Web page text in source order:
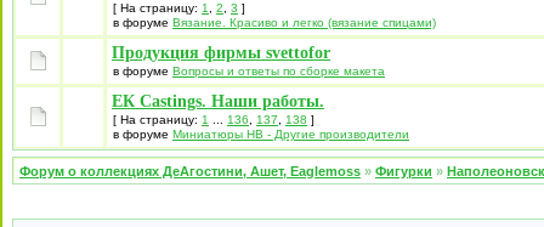
[ На страницу: 1 2 3 ]
в форуме Вязание. Красиво и легко (вязание спицами)
Продукция фирмы svettofor
в форуме Вопросы и ответы по сборке макета
EК Castings. Наши работы.
[ На страницу: 1 136 137 138 ]
в форуме Миниатюры НВ - Другие производители
Форум о коллекциях ДеАгостини, Ашет, Eaglemoss » Фигурки »